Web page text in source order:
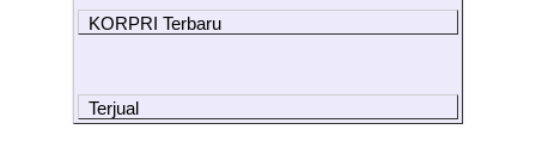
KORPRI Terbaru
Terjual